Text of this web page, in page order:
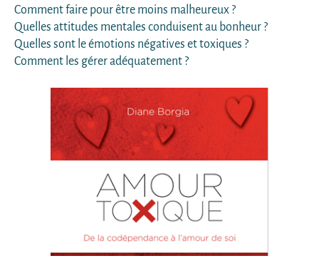
Comment faire pour être moins malheureux ?
Quelles attitudes mentales conduisent au bonheur ?
Quelles sont le émotions négatives et toxiques ?
Comment les gérer adéquatement ?